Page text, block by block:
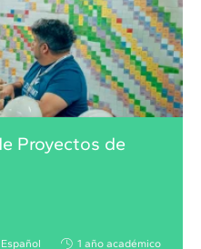
Proyectos de
Español 1 año académico